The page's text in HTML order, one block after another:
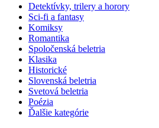
Detektívky, trilery a horory
Sci-fi a fantasy
Komiksy
Romantika
Spoločenská beletria
Klasika
Historické
Slovenská beletria
Svetová beletria
Poézia
Ďalšie kategórie